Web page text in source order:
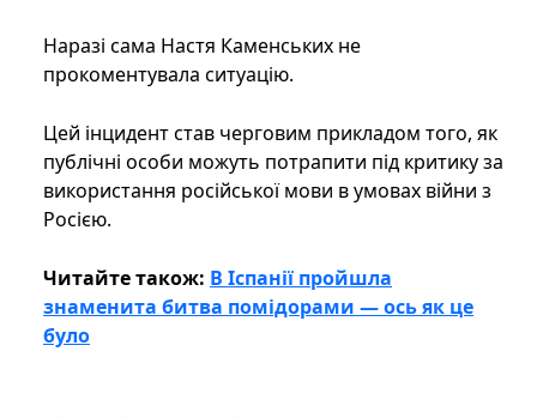
Наразі сама Настя Каменських не
прокоментувала ситуацію.
Цей інцидент став черговим прикладом того, як
публічні особи можуть потрапити під критику за
використання російської мови в умовах війни з
Росією.
Читайте також: В Іспанії пройшла
знаменита битва помідорами — ось як це
було